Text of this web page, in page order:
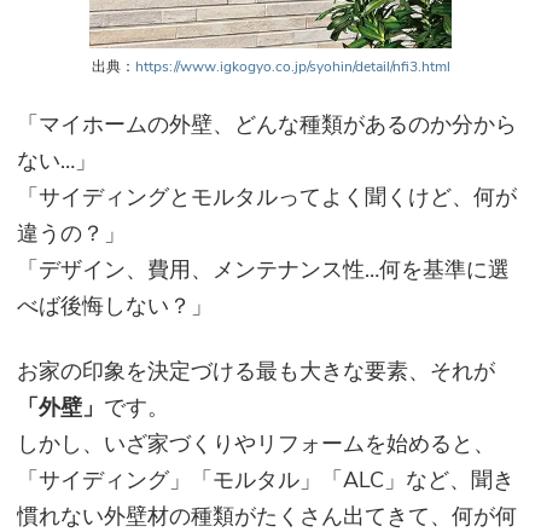
出典： https://www.igkogyo.co.jp/syohin/detail/nfi3.html
「マイホームの外壁、どんな種類があるのか分から
ない…」
「サイディングとモルタルってよく聞くけど、何が
違うの？」
「デザイン、費用、メンテナンス性…何を基準に選
べば後悔しない？」
お家の印象を決定づける最も大きな要素、それが
「外壁」 です。
しかし、いざ家づくりやリフォームを始めると、
「サイディング」「モルタル」「ALC」など、聞き
慣れない外壁材の種類がたくさん出てきて、何が何